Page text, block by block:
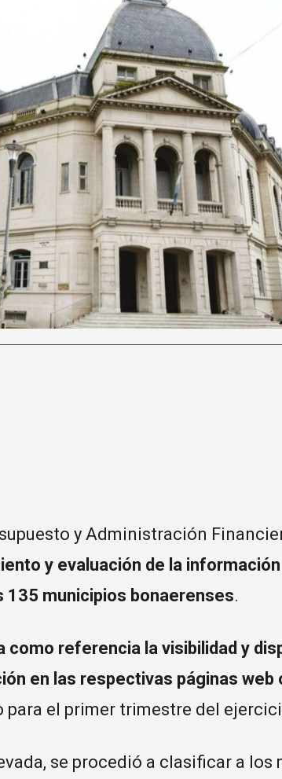
y Administración
y evaluación de la
135 municipios bonaerenses.
como referencia la visibilidad y
en las respectivas páginas web
para el primer trimestre del
se procedió a clasificar a los